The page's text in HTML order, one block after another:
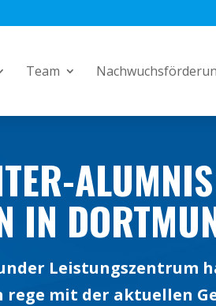
Team
IN
Leistungszentrum
rege mit der aktuellen